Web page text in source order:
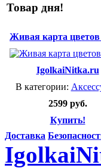
Товар дня!
Живая карта
IgolkaiNitka.ru
В категории:
2599 руб.
Купить!
Доставка